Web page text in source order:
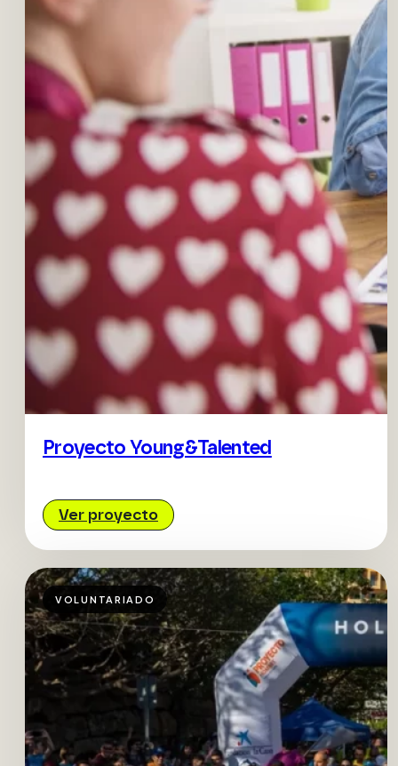
Proyecto Young&Talented
Ver proyecto
VOLUNTARIADO